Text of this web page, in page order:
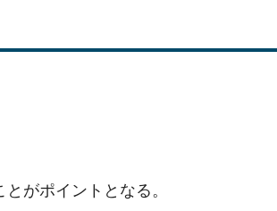
がポイントとなる。